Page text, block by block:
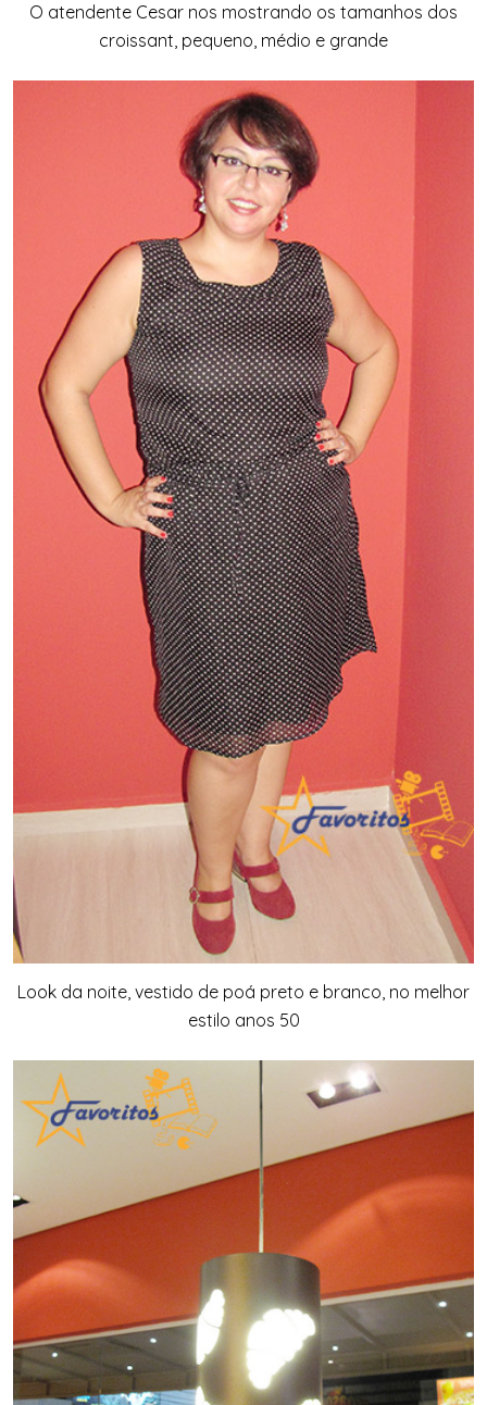
O atendente Cesar nos mostrando os tamanhos dos
croissant, pequeno, médio e grande
Look da noite, vestido de poá preto e branco, no melhor
estilo anos 50